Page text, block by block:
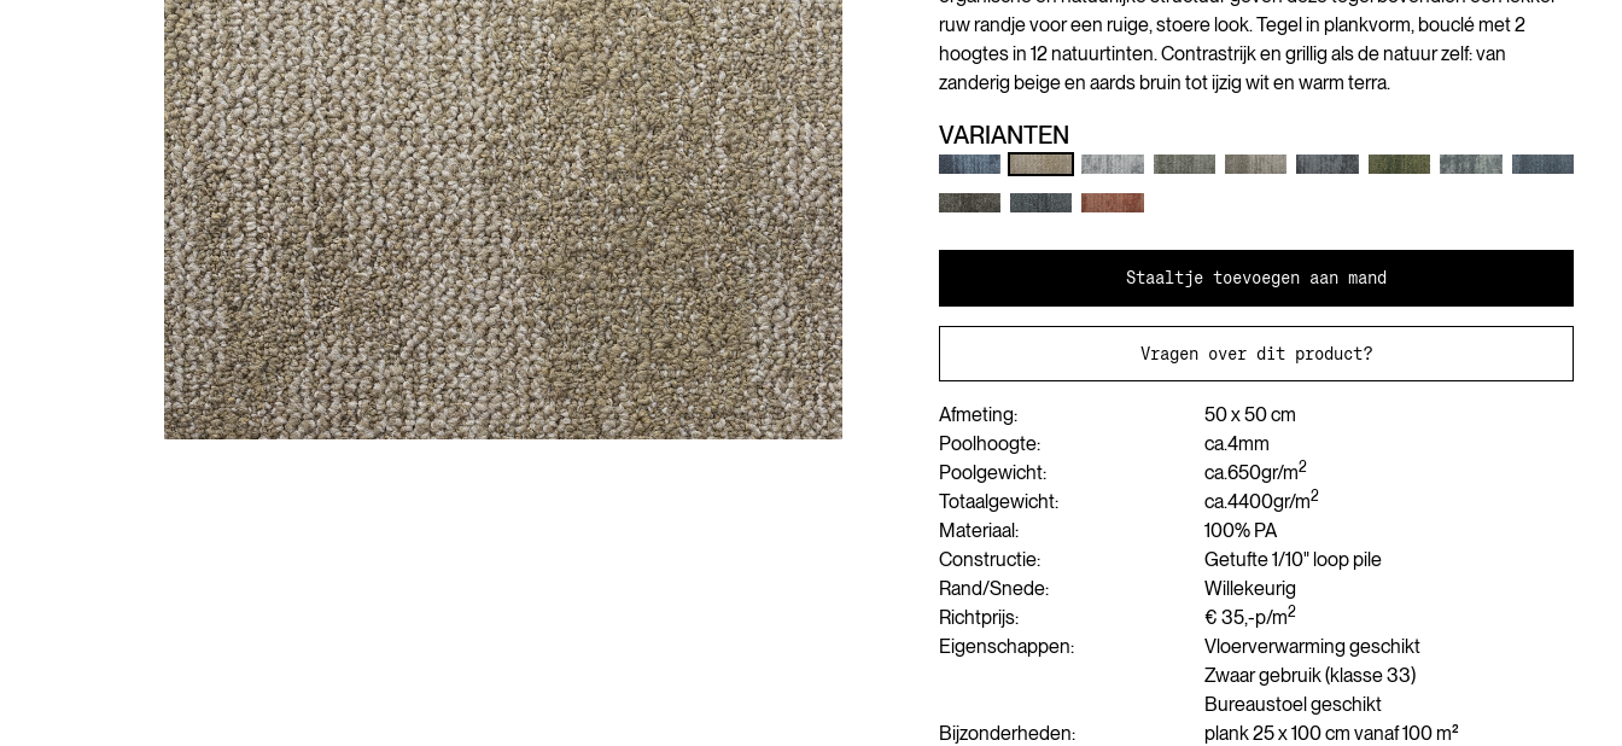
ruw randje voor een ruige, stoere look. Tegel in plankvorm, bouclé met 2
hoogtes in 12 natuurtinten. Contrastrijk en grillig als de natuur zelf: van
zanderig beige en aards bruin tot ijzig wit en warm terra.
VARIANTEN
Staaltje toevoegen aan mand
Vragen over dit product?
Afmeting:
50 x 50 cm
Poolhoogte:
ca.4mm
Poolgewicht:
ca.650gr/m2
Totaalgewicht: ca.4400gr/m2
Materiaal:
100% PA
Constructie:
Getufte 1/10" loop pile
Rand/Snede:
Willekeurig
Richtprijs:
€ 35,-p/m2
Eigenschappen:
Vloerverwarming geschikt
Zwaar gebruik (klasse 33)
Bureaustoel geschikt
Bijzonderheden:
plank 25 x 100 cm vanaf 100 m²